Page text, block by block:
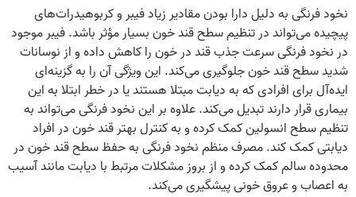
نخود فرنگی به دلیل دارا بودن مقادیر زیاد فیبر و کربوهیدرات‌های
پیچیده می‌تواند در تنظیم سطح قند خون بسیار مؤثر باشد. فیبر موجود
در نخود فرنگی سرعت جذب قند در خون را کاهش داده و از نوسانات
شدید سطح قند خون جلوگیری می‌کند. این ویژگی آن را به گزینه‌ای
ایده‌آل برای افرادی که به دیابت مبتلا هستند یا در خطر ابتلا به این
بیماری قرار دارند تبدیل می‌کند. علاوه بر این نخود فرنگی می‌تواند به
تنظیم سطح انسولین کمک کرده و به کنترل بهتر قند خون در افراد
دیابتی کمک کند. مصرف منظم نخود فرنگی به حفظ سطح قند خون در
محدوده سالم کمک کرده و از بروز مشکلات مرتبط با دیابت مانند آسیب
به اعصاب و عروق خونی پیشگیری می‌کند.